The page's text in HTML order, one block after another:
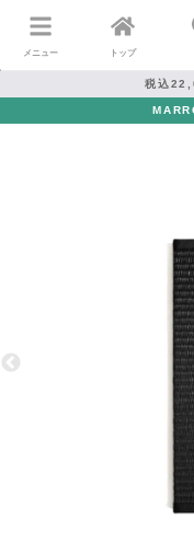
メニュー トップ
税込